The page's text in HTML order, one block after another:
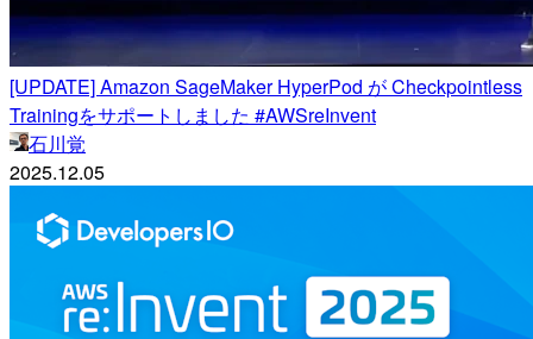
[UPDATE] Amazon SageMaker HyperPod が Checkpointless
Trainingをサポートしました #AWSreInvent
石川覚
2025.12.05